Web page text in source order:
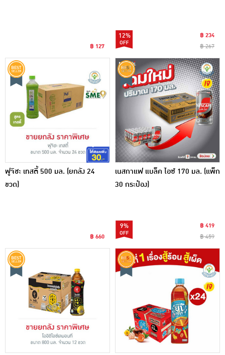
฿ 127
12%
฿ 234
฿ 267
ฟูจิชะ เทสตี้ 500 มล. (ยกลัง 24
ขวด)
฿ 660
เนสกาแฟ แบล็ค ไอซ์ 170 มล. (แพ็ก
30 กระป๋อง)
9%
฿ 419
฿ 459